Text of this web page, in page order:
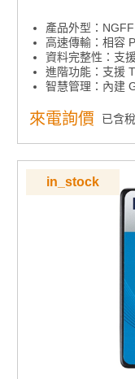
產品外型：
高速傳輸：相容
資料完整性：支
進階功能：支援
智慧管理：內建
來電詢價 已含稅
in_stock